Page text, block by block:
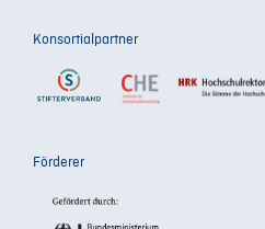
Konsortialpartner
Förderer